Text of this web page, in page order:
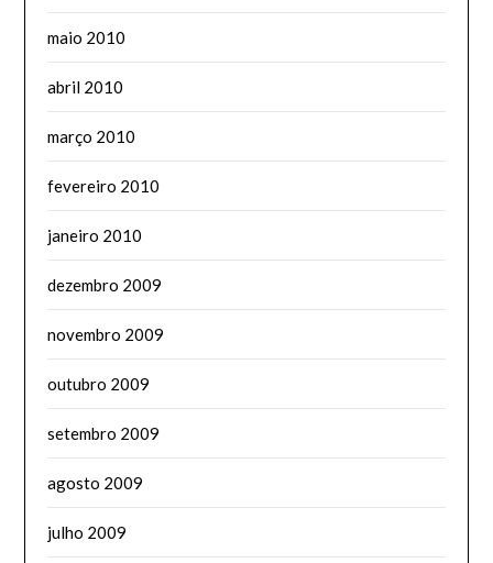
maio 2010
abril 2010
março 2010
fevereiro 2010
janeiro 2010
dezembro 2009
novembro 2009
outubro 2009
setembro 2009
agosto 2009
julho 2009